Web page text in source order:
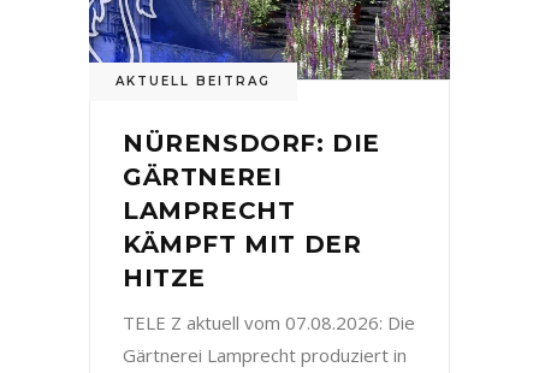
AKTUELL BEITRAG
NÜRENSDORF: DIE
GÄRTNEREI
LAMPRECHT
KÄMPFT MIT DER
HITZE
TELE Z aktuell vom 07.08.2026: Die
Gärtnerei Lamprecht produziert in